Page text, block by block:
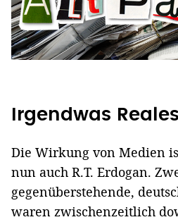
Irgendwas
Die Wirkung von Medien
nun auch R.T. Erdogan.
gegenüberstehende,
waren zwischenzeitlich